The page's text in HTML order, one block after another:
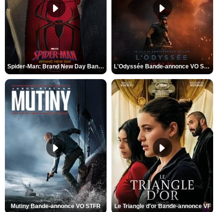
Spider-Man: Brand New Day Bande-annonce VO STFR L'Odyssée Bande-annonce VO STFR
Mutiny Bande-annonce VO STFR Le Triangle d'or Bande-annonce VF